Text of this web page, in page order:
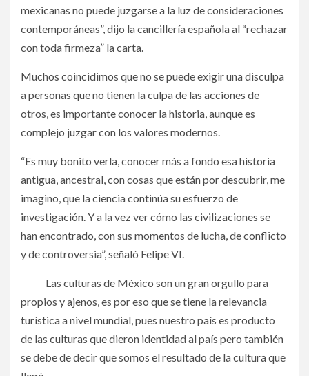
mexicanas no puede juzgarse a la luz de consideraciones
contemporáneas”, dijo la cancillería española al “rechazar
con toda firmeza” la carta.
Muchos coincidimos que no se puede exigir una disculpa
a personas que no tienen la culpa de las acciones de
otros, es importante conocer la historia, aunque es
complejo juzgar con los valores modernos.
“Es muy bonito verla, conocer más a fondo esa historia
antigua, ancestral, con cosas que están por descubrir, me
imagino, que la ciencia continúa su esfuerzo de
investigación. Y a la vez ver cómo las civilizaciones se
han encontrado, con sus momentos de lucha, de conflicto
y de controversia”, señaló Felipe VI.
Las culturas de México son un gran orgullo para
propios y ajenos, es por eso que se tiene la relevancia
turística a nivel mundial, pues nuestro país es producto
de las culturas que dieron identidad al país pero también
se debe de decir que somos el resultado de la cultura que